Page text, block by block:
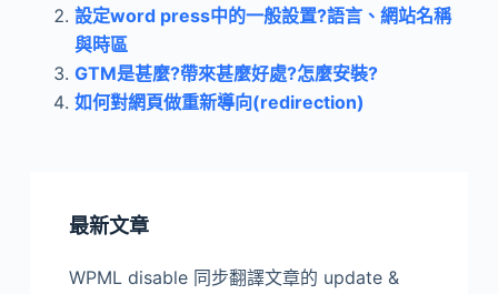
設定word press中的一般設置?語言、網站名稱
與時區
GTM是甚麼?帶來甚麼好處?怎麼安裝?
如何對網頁做重新導向(redirection)
最新文章
WPML disable 同步翻譯文章的 update &